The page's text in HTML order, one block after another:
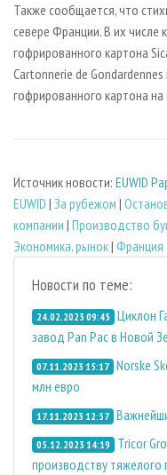
Также сообщается, что
севере Франции. В их
гофрированного картона
Cartonnerie de
гофрированного картона
Источник новости: EUWID
EUWID | За рубежом |
компании | Производство
Экономика, рынок| Франция
Новости по теме:
24.02.2023 09:45 Циклон
завод Pan Pac в Новой
07.11.2023 15:17 Norske
млн евро
17.11.2023 12:57
05.12.2023 14:19
Tricor
производству тяжелого